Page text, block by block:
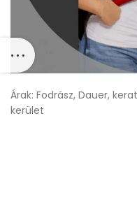
Árak: Fodrász, Dauer,
kerület